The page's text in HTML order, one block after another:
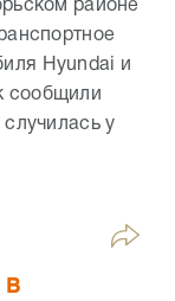
районе
Hyundai и
сообщили
у
в